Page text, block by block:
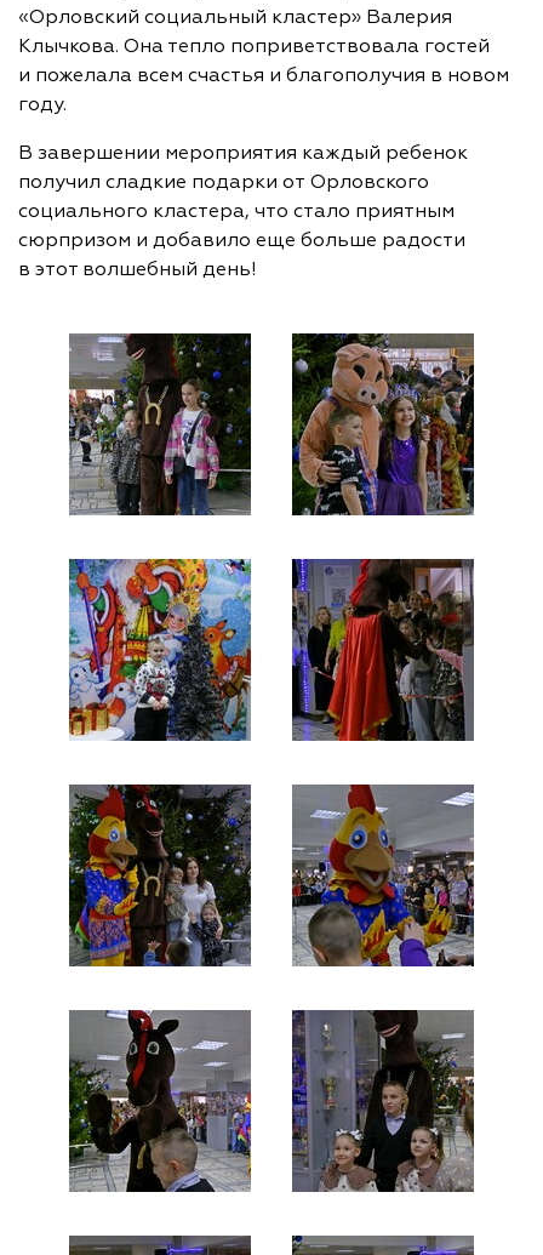
«Орловский социальный кластер» Валерия
Клычкова. Она тепло поприветствовала гостей
и пожелала всем счастья и благополучия в новом
году.
В завершении мероприятия каждый ребенок
получил сладкие подарки от Орловского
социального кластера, что стало приятным
сюрпризом и добавило еще больше радости
в этот волшебный день!